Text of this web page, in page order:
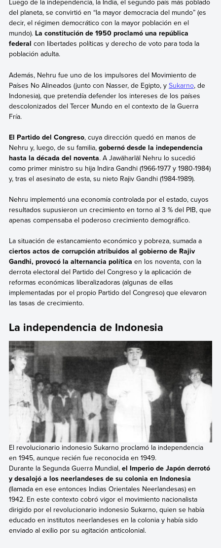
Luego de la independencia, la India, el segundo país más poblado
del planeta, se convirtió en “la mayor democracia del mundo” (es
decir, el régimen democrático con la mayor población en el
mundo). La constitución de 1950 proclamó una república
federal con libertades políticas y derecho de voto para toda la
población adulta.
Además, Nehru fue uno de los impulsores del Movimiento de
Países No Alineados (junto con Nasser, de Egipto, y Sukarno, de
Indonesia), que pretendía defender los intereses de los países
descolonizados del Tercer Mundo en el contexto de la Guerra
Fría.
El Partido del Congreso, cuya dirección quedó en manos de
Nehru y, luego, de su familia, gobernó desde la independencia
hasta la década del noventa. A Jawāharlāl Nehru lo sucedió
como primer ministro su hija Indira Gandhi (1966-1977 y 1980-1984)
y, tras el asesinato de esta, su nieto Rajiv Gandhi (1984-1989).
Nehru implementó una economía controlada por el estado, cuyos
resultados supusieron un crecimiento en torno al 3 % del PIB, que
apenas compensaba el poderoso crecimiento demográfico.
La situación de estancamiento económico y pobreza, sumada a
ciertos actos de corrupción atribuidos al gobierno de Rajiv
Gandhi, provocó la alternancia política en los noventa, con la
derrota electoral del Partido del Congreso y la aplicación de
reformas económicas liberalizadoras (algunas de ellas
implementadas por el propio Partido del Congreso) que elevaron
las tasas de crecimiento.
La independencia de Indonesia
El revolucionario indonesio Sukarno proclamó la independencia
en 1945, aunque recién fue reconocida en 1949.
Durante la Segunda Guerra Mundial,el Imperio de Japón derrotó
y desalojó a los neerlandeses de su colonia en Indonesia
(llamada en ese entonces Indias Orientales Neerlandesas) en
1942. En este contexto cobró vigor el movimiento nacionalista
dirigido por el revolucionario indonesio Sukarno, quien se había
educado en institutos neerlandeses en la colonia y había sido
enviado al exilio por su agitación anticolonial.